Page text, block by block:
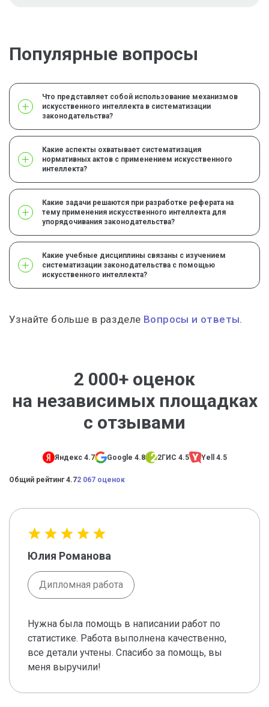
Популярные вопросы
Что представляет собой использование механизмов
искусственного интеллекта в систематизации
законодательства?
Какие аспекты охватывает систематизация
нормативных актов с применением искусственного
интеллекта?
Какие задачи решаются при разработке реферата на
тему применения искусственного интеллекта для
упорядочивания законодательства?
Какие учебные дисциплины связаны с изучением
систематизации законодательства с помощью
искусственного интеллекта?
Узнайте больше в разделе Вопросы и ответы.
2 000+ оценок
на независимых площадках
с отзывами
Яндекс 4.7 Google 4.8 2ГИС 4.5 Yell 4.5
Общий рейтинг 4.72 067 оценок
Юлия Романова
Дипломная работа
Нужна была помощь в написании работ по
статистике. Работа выполнена качественно,
все детали учтены. Спасибо за помощь, вы
меня выручили!